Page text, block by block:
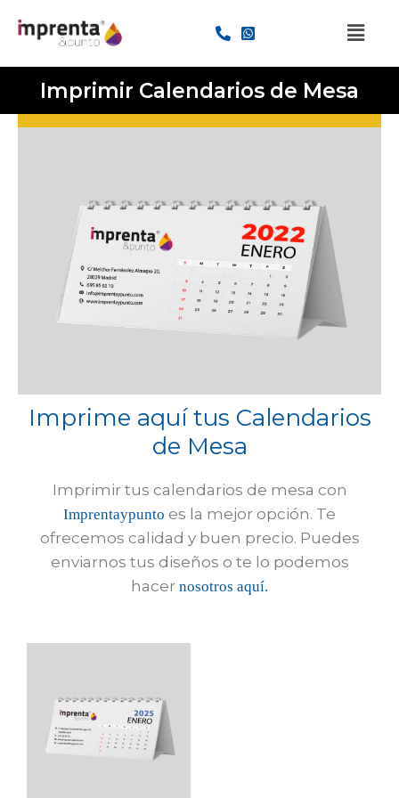
Imprimir Calendarios de Mesa
Imprime aquí tus Calendarios
de Mesa
Imprimir tus calendarios de mesa con
Imprentaypunto es la mejor opción. Te
ofrecemos calidad y buen precio. Puedes
enviarnos tus diseños o te lo podemos
hacer nosotros aquí.